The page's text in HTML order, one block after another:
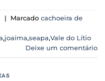
| Marcado cachoeira de
,joaíma,seapa,Vale do Lítio
Deixe um comentário